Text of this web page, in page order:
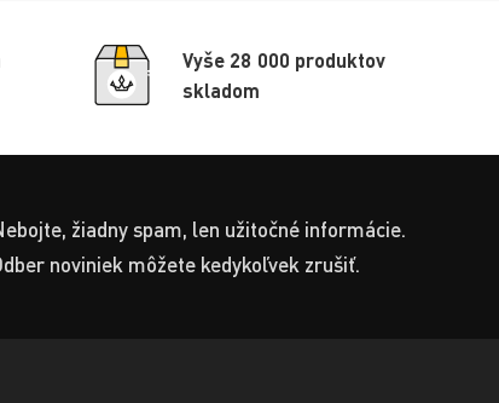
Vyše 28 000 produktov
skladom
žiadny spam, len užitočné informácie.
noviniek môžete kedykoľvek zrušiť.